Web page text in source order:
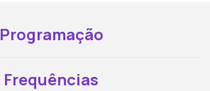
Programação
Frequências